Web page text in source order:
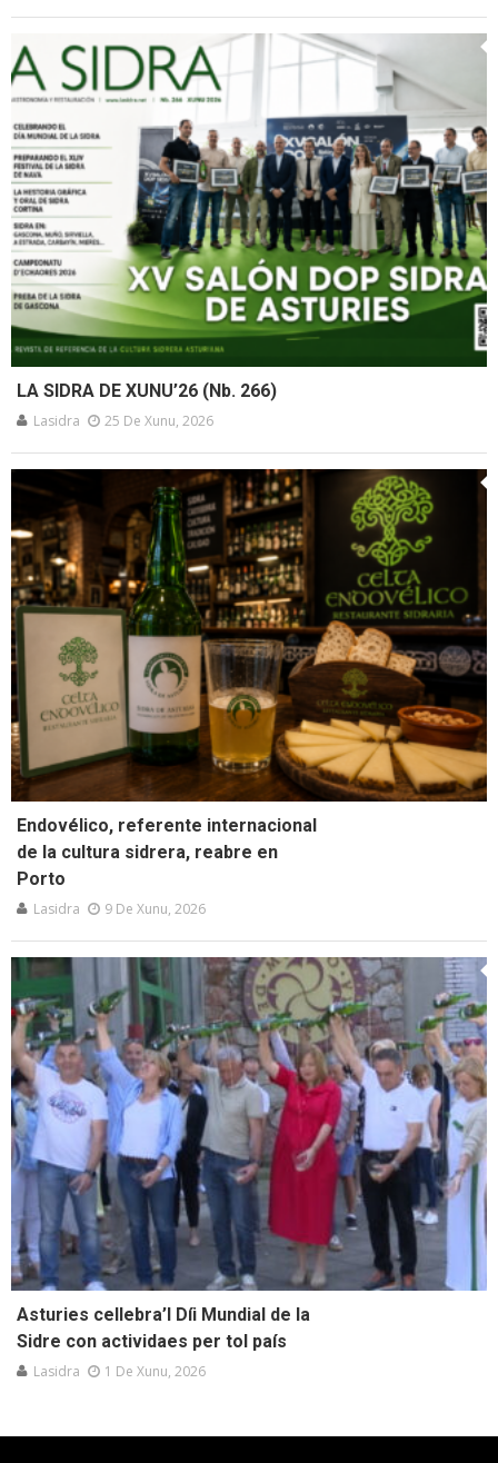
LA SIDRA DE XUNU’26 (Nb. 266)
Lasidra 25 De Xunu, 2026
Endovélico, referente internacional
de la cultura sidrera, reabre en
Porto
Lasidra 9 De Xunu, 2026
Asturies cellebra’l Díi Mundial de la
Sidre con actividaes per tol país
Lasidra 1 De Xunu, 2026